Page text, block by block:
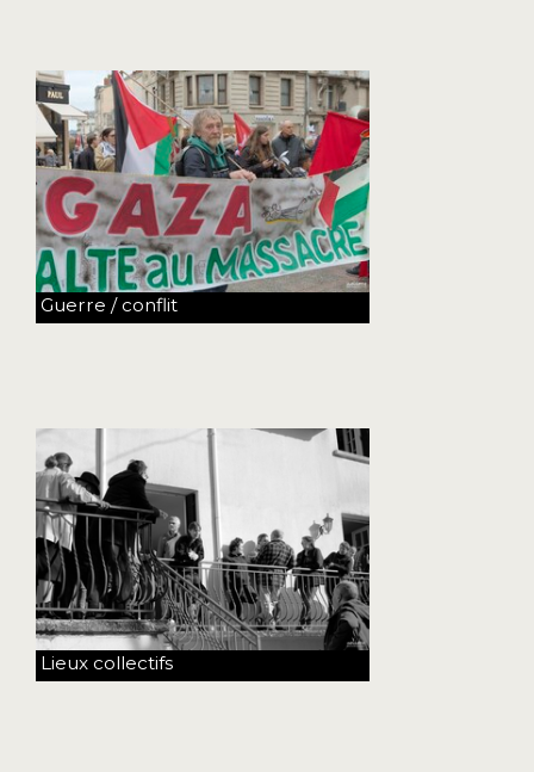
Guerre / conflit
Lieux collectifs